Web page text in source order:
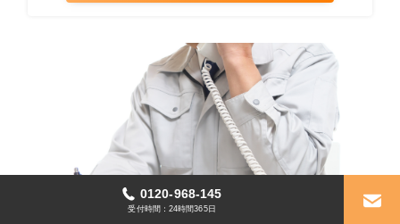
0120-968-145
受付時間：24時間365日